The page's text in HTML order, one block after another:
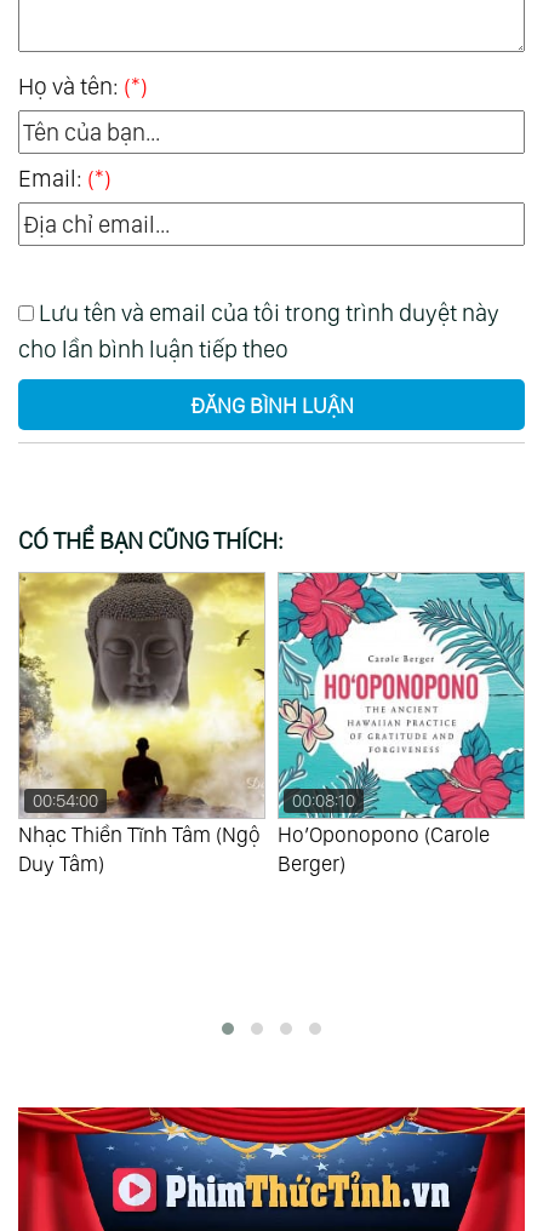
Họ và tên: (*)
Email: (*)
Lưu tên và email của tôi trong trình duyệt này
cho lần bình luận tiếp theo
ĐĂNG BÌNH LUẬN
CÓ THỂ BẠN CŨNG THÍCH:
00:54:00
Nhạc Thiền Tĩnh Tâm (Ngộ
Duy Tâm)
00:08:10
Ho’Oponopono (Carole
Berger)